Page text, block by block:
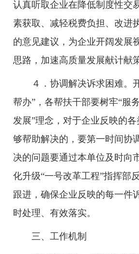
认真听取企业在降低制度性交
素获取、减轻税费负担、改进
的意见建议，为企业开阔发展
思路，加速高质量发展献计献策
４．协调解决诉求困难。
帮办”，各帮扶干部要树牢“服
发展”理念，对于企业反映的
够帮助解决的，要第一时间协
决的问题要通过本单位及时向
化升级“一号改革工程”指挥部
跟进，确保企业反映的每一件
时处理、有效落实。
三、工作机制